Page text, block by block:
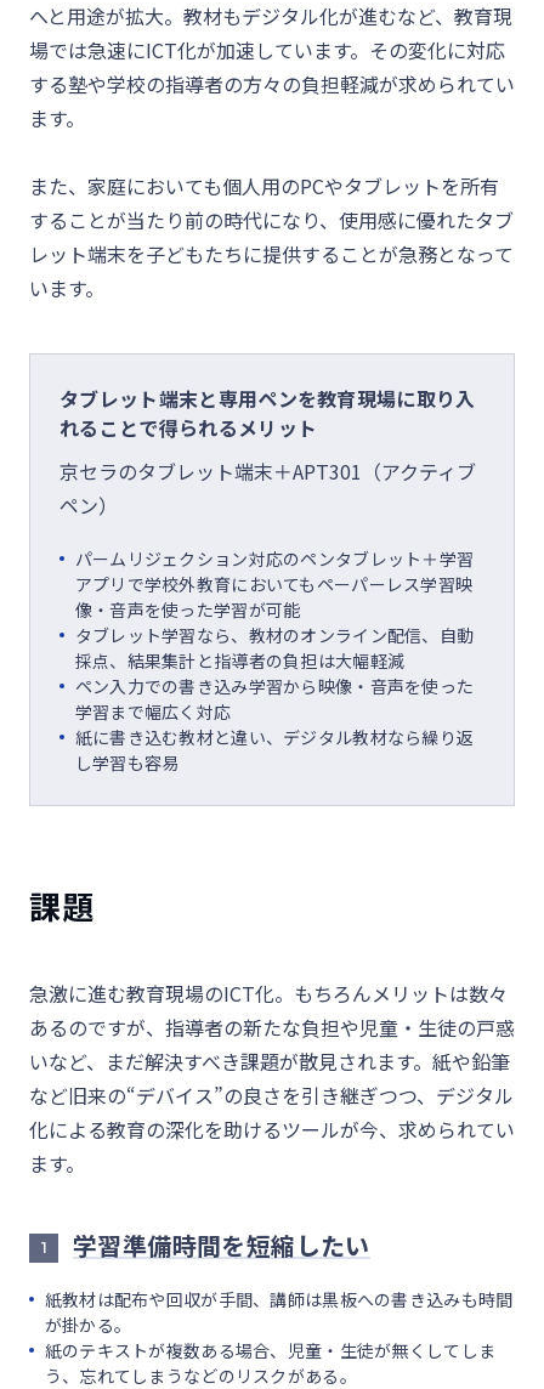
へと用途が拡大。教材もデジタル化が進むなど、教育現
場では急速にICT化が加速しています。その変化に対応
する塾や学校の指導者の方々の負担軽減が求められてい
ます。
また、家庭においても個人用のPCやタブレットを所有
することが当たり前の時代になり、使用感に優れたタブ
レット端末を子どもたちに提供することが急務となって
います。
タブレット端末と専用ペンを教育現場に取り入
れることで得られるメリット
京セラのタブレット端末＋APT301（アクティブ
ペン）
パームリジェクション対応のペンタブレット＋学習
アプリで学校外教育においてもペーパーレス学習映
像・音声を使った学習が可能
タブレット学習なら、教材のオンライン配信、自動
採点、結果集計と指導者の負担は大幅軽減
ペン入力での書き込み学習から映像・音声を使った
学習まで幅広く対応
紙に書き込む教材と違い、デジタル教材なら繰り返
し学習も容易
課題
急激に進む教育現場のICT化。もちろんメリットは数々
あるのですが、指導者の新たな負担や児童・生徒の戸惑
いなど、まだ解決すべき課題が散見されます。紙や鉛筆
など旧来の“デバイス”の良さを引き継ぎつつ、デジタル
化による教育の深化を助けるツールが今、求められてい
ます。
1 学習準備時間を短縮したい
紙教材は配布や回収が手間、講師は黒板への書き込みも時間
が掛かる。
紙のテキストが複数ある場合、児童・生徒が無くしてしま
う、忘れてしまうなどのリスクがある。